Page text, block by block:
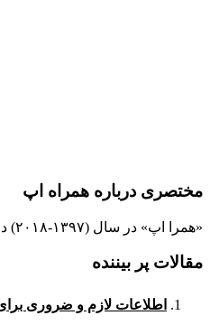
مختصری درباره همراه اپ
«همرا اپ» در سال (۱۳۹۷-۲۰۱۸) در کشور آلمان با هدف ایجاد اولین دیجیتال بانک بین المللی مشاغل و نیازمندیها برای فارسی زبانان تهیه و برنامه ریزی شده است و کلیه حقوق آن به این وب سایت تعلق دارد.
مقالات پر بیننده
اطلاعات لازم و ضروری